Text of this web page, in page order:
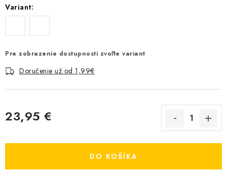
Variant:
Pre zobrazenie dostupnosti zvoľte variant
Doručenie už od 1,99€
23,95 €
DO KOŠÍKA